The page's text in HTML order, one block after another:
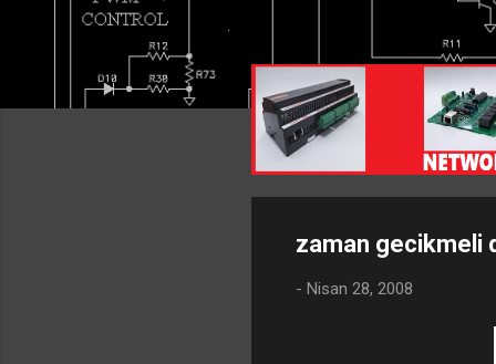
zaman gecikmeli
- Nisan 28, 2008